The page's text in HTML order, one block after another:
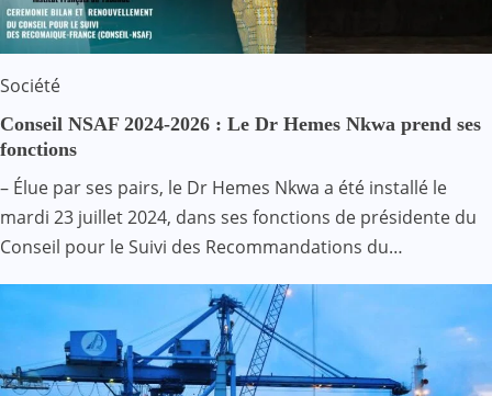
Société
Conseil NSAF 2024-2026 : Le Dr Hemes Nkwa prend ses
fonctions
– Élue par ses pairs, le Dr Hemes Nkwa a été installé le
mardi 23 juillet 2024, dans ses fonctions de présidente du
Conseil pour le Suivi des Recommandations du…